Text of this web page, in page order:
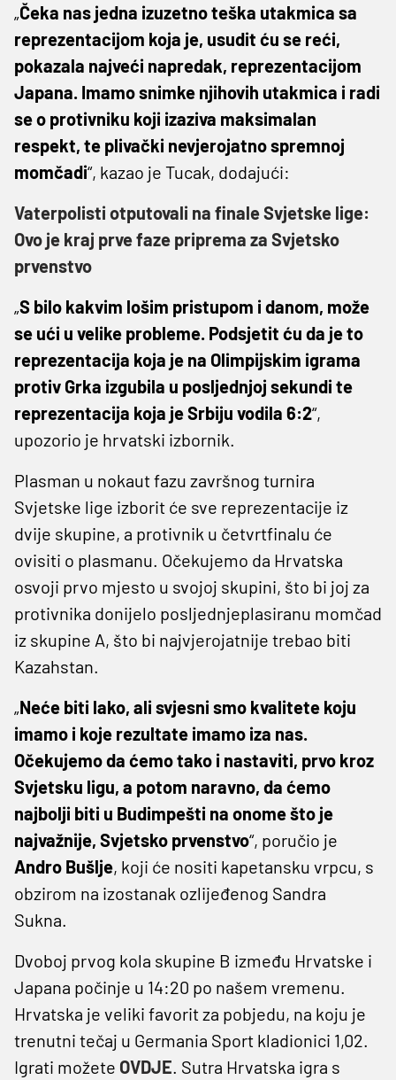
„Čeka nas jedna izuzetno teška utakmica sa
reprezentacijom koja je, usudit ću se reći,
pokazala najveći napredak, reprezentacijom
Japana. Imamo snimke njihovih utakmica i radi
se o protivniku koji izaziva maksimalan
respekt, te plivački nevjerojatno spremnoj
momčadi“, kazao je Tucak, dodajući:
Vaterpolisti otputovali na finale Svjetske lige:
Ovo je kraj prve faze priprema za Svjetsko
prvenstvo
„S bilo kakvim lošim pristupom i danom, može
se ući u velike probleme. Podsjetit ću da je to
reprezentacija koja je na Olimpijskim igrama
protiv Grka izgubila u posljednjoj sekundi te
reprezentacija koja je Srbiju vodila 6:2“,
upozorio je hrvatski izbornik.
Plasman u nokaut fazu završnog turnira
Svjetske lige izborit će sve reprezentacije iz
dvije skupine, a protivnik u četvrtfinalu će
ovisiti o plasmanu. Očekujemo da Hrvatska
osvoji prvo mjesto u svojoj skupini, što bi joj za
protivnika donijelo posljednjeplasiranu momčad
iz skupine A, što bi najvjerojatnije trebao biti
Kazahstan.
„Neće biti lako, ali svjesni smo kvalitete koju
imamo i koje rezultate imamo iza nas.
Očekujemo da ćemo tako i nastaviti, prvo kroz
Svjetsku ligu, a potom naravno, da ćemo
najbolji biti u Budimpešti na onome što je
najvažnije, Svjetsko prvenstvo“, poručio je
Andro Bušlje, koji će nositi kapetansku vrpcu, s
obzirom na izostanak ozlijeđenog Sandra
Sukna.
Dvoboj prvog kola skupine B između Hrvatske i
Japana počinje u 14:20 po našem vremenu.
Hrvatska je veliki favorit za pobjedu, na koju je
trenutni tečaj u Germania Sport kladionici 1,02.
Igrati možete OVDJE. Sutra Hrvatska igra s